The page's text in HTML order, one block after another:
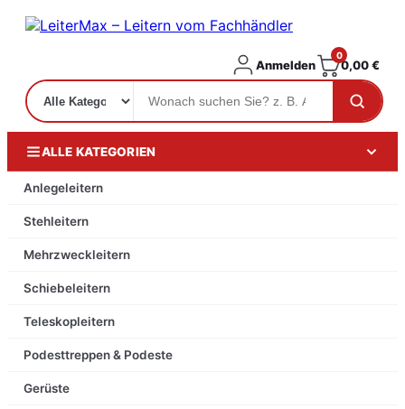
Anmelden
0
0,00€
ALLE KATEGORIEN
Anlegeleitern
Stehleitern
Mehrzweckleitern
Schiebeleitern
Teleskopleitern
Podesttreppen & Podeste
Gerüste